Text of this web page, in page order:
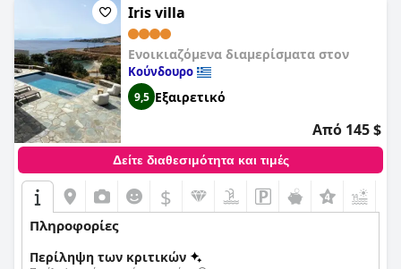
Iris villa
Ενοικιαζόμενα διαμερίσματα στον
Κούνδουρο
9,5 Εξαιρετικό
Από 145 $
Δείτε διαθεσιμότητα και τιμές
$
Πληροφορίες
Περίληψη των κριτικών